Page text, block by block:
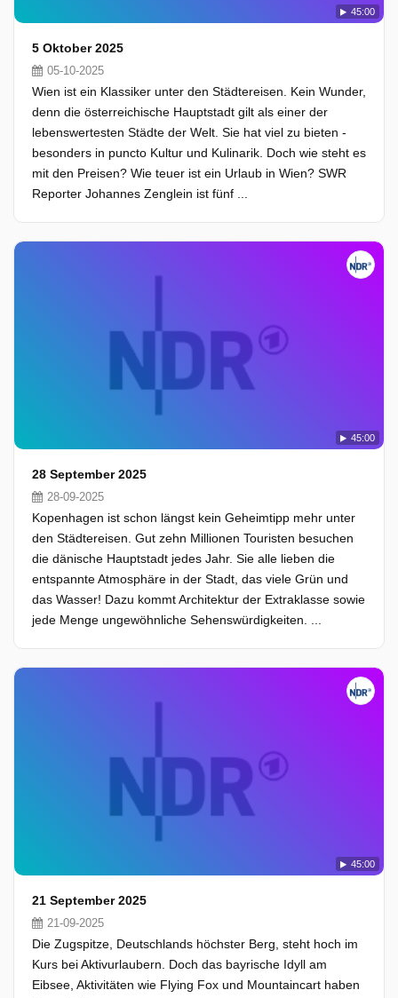
45:00
5 Oktober 2025
05-10-2025
Wien ist ein Klassiker unter den Städtereisen. Kein Wunder,
denn die österreichische Hauptstadt gilt als einer der
lebenswertesten Städte der Welt. Sie hat viel zu bieten -
besonders in puncto Kultur und Kulinarik. Doch wie steht es
mit den Preisen? Wie teuer ist ein Urlaub in Wien? SWR
Reporter Johannes Zenglein ist fünf ...
45:00
28 September 2025
28-09-2025
Kopenhagen ist schon längst kein Geheimtipp mehr unter
den Städtereisen. Gut zehn Millionen Touristen besuchen
die dänische Hauptstadt jedes Jahr. Sie alle lieben die
entspannte Atmosphäre in der Stadt, das viele Grün und
das Wasser! Dazu kommt Architektur der Extraklasse sowie
jede Menge ungewöhnliche Sehenswürdigkeiten. ...
45:00
21 September 2025
21-09-2025
Die Zugspitze, Deutschlands höchster Berg, steht hoch im
Kurs bei Aktivurlaubern. Doch das bayrische Idyll am
Eibsee, Aktivitäten wie Flying Fox und Mountaincart haben